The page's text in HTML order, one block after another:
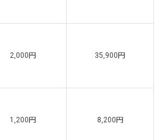
2,000円 35,900円
1,200円 8,200円